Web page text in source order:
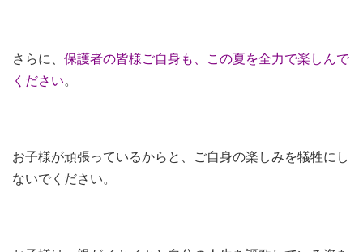
さらに、 保護者の皆様ご自身も、この夏を全力で楽しんで
ください。
お子様が頑張っているからと、ご自身の楽しみを犠牲にし
ないでください。